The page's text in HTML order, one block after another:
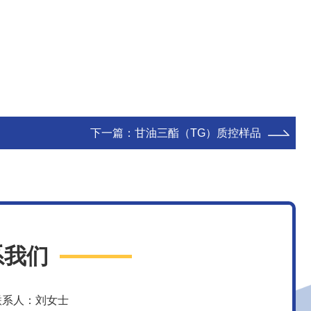
下一篇： 甘油三酯（TG）质控样品
们
系人：刘女士